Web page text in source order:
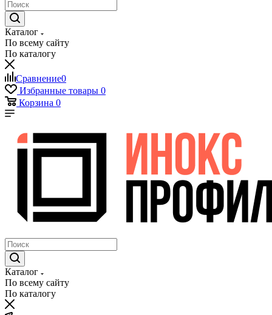
Каталог
По всему сайту
По каталогу
Сравнение0
Избранные товары 0
Корзина 0
Каталог
По всему сайту
По каталогу